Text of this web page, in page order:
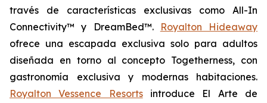
través de características exclusivas como All-In
Connectivity™ y DreamBed™.
Royalton Hideaway
ofrece una escapada exclusiva solo para adultos
diseñada en torno al concepto Togetherness, con
gastronomía exclusiva y modernas habitaciones.
Royalton Vessence Resortsintroduce El Arte de